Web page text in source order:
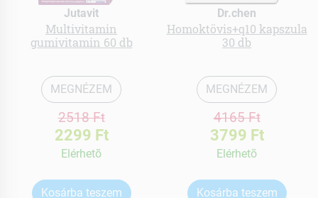
Jutavit
Multivitamin
gumivitamin 60 db
MEGNÉZEM
2518 Ft
2299 Ft
Elérhetõ
Kosárba teszem
Dr.chen
Homoktövis+q10 kapszula
30 db
MEGNÉZEM
4165 Ft
3799 Ft
Elérhetõ
Kosárba teszem